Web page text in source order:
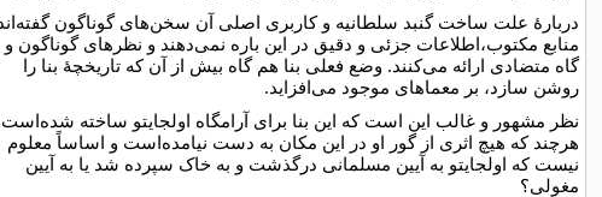
دربارۀ علت ساخت گنبد سلطانیه و کاربری اصلی آن سخن‌های گوناگون
منابع مکتوب،اطلاعات جزئی و دقیق در این باره نمی‌دهند و نظرهای گوناگون و
گاه متضادی ارائه می‌کنند. وضع فعلی بنا هم گاه بیش از آن که تاریخچۀ بنا را
روشن سازد، بر معماهای موجود می‌افزاید.
نظر مشهور و غالب این است که این بنا برای آرامگاه اولجایتو ساخته
هرچند که هیچ اثری از گور او در این مکان به دست نیامده‌است و اساساً معلوم
نیست که اولجایتو به آیین مسلمانی درگذشت و به خاک سپرده شد یا به آیین
مغولی؟